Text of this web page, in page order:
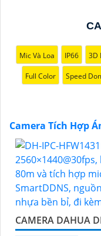
Mic Và Loa IP66 3D
Full Color Speed
Camera Tích Hợp
CAMERA DAHUA